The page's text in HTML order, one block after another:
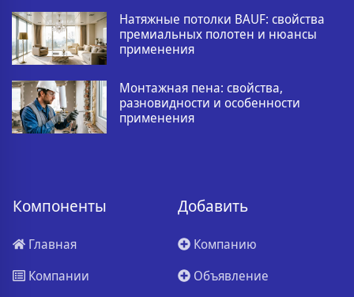
Натяжные потолки BAUF: свойства
премиальных полотен и нюансы
применения
Монтажная пена: свойства,
разновидности и особенности
применения
Компоненты
Главная
Компании
Добавить
Компанию
Объявление